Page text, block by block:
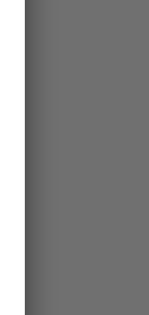
Viele